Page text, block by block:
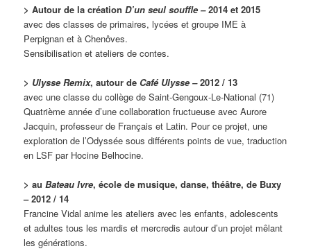
> Autour de la créationD’un seul souffle –2014 et 2015
avec des classes de primaires, lycées et groupe IME à
Perpignan et à Chenôves.
Sensibilisation et ateliers de contes.
> Ulysse Remix, autour de Café Ulysse –2012 / 13
avec une classe du collège de Saint-Gengoux-Le-National (71)
Quatrième année d’une collaboration fructueuse avec Aurore
Jacquin, professeur de Français et Latin. Pour ce projet, une
exploration de l’Odyssée sous différents points de vue, traduction
en LSF par Hocine Belhocine.
> auBateau Ivre, école de musique, danse, théâtre, de Buxy
– 2012 / 14
Francine Vidal anime les ateliers avec les enfants, adolescents
et adultes tous les mardis et mercredis autour d’un projet mêlant
les générations.